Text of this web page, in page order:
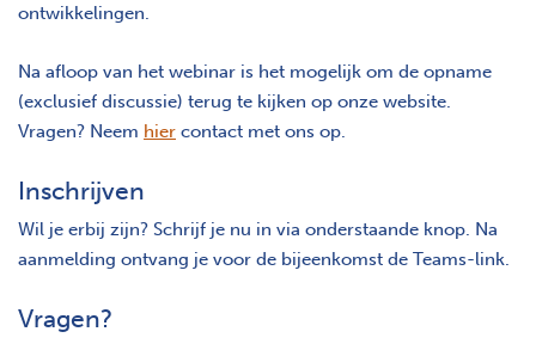
ontwikkelingen.
Na afloop van het webinar is het mogelijk om de opname
(exclusief discussie) terug te kijken op onze website.
Vragen? Neem hier contact met ons op.
Inschrijven
Wil je erbij zijn? Schrijf je nu in via onderstaande knop. Na
aanmelding ontvang je voor de bijeenkomst de Teams-link.
Vragen?